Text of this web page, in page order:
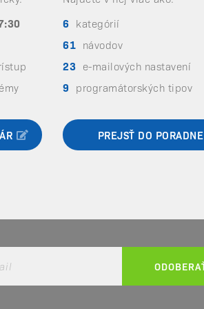
6 kategórií
61 návodov
23 e-mailových nastavení
9 programátorských tipov
PREJSŤ DO PORADNE